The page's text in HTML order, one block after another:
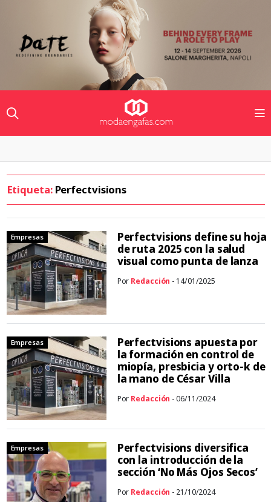
Etiqueta: Perfectvisions
Empresas
Perfectvisions define su hoja
de ruta 2025 con la salud
visual como punta de lanza
Por Redacción - 14/01/2025
Empresas
Perfectvisions apuesta por
la formación en control de
miopía, presbicia y orto-k de
la mano de César Villa
Por Redacción - 06/11/2024
Empresas
Perfectvisions diversifica
con la introducción de la
sección ‘No Más Ojos Secos’
Por Redacción - 21/10/2024